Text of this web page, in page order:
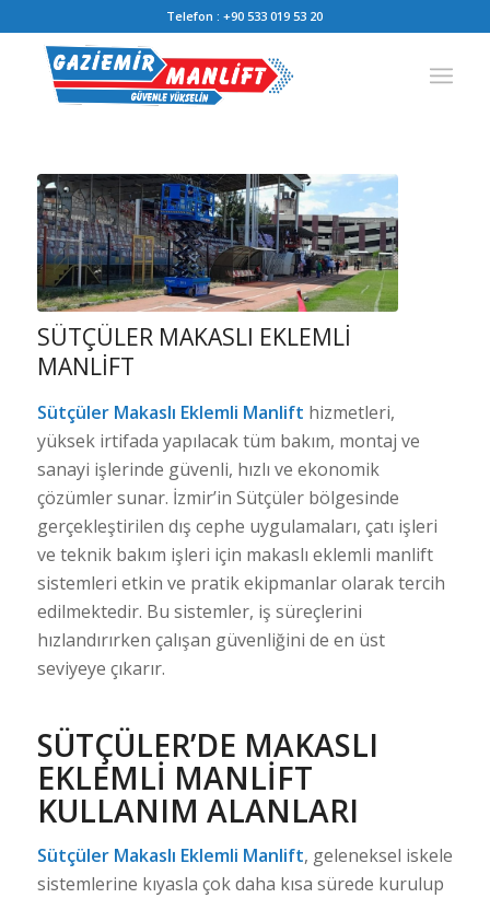
Telefon :+90 533 019 53 20
SÜTÇÜLER MAKASLI EKLEMLI
MANLIFT
Sütçüler Makaslı Eklemli Manlift hizmetleri,
yüksek irtifada yapılacak tüm bakım, montaj ve
sanayi işlerinde güvenli, hızlı ve ekonomik
çözümler sunar. İzmir’in Sütçüler bölgesinde
gerçekleştirilen dış cephe uygulamaları, çatı işleri
ve teknik bakım işleri için makaslı eklemli manlift
sistemleri etkin ve pratik ekipmanlar olarak tercih
edilmektedir. Bu sistemler, iş süreçlerini
hızlandırırken çalışan güvenliğini de en üst
seviyeye çıkarır.
SÜTÇÜLER’DE MAKASLI
EKLEMLI MANLIFT
KULLANIM ALANLARI
Sütçüler Makaslı Eklemli Manlift, geleneksel iskele
sistemlerine kıyasla çok daha kısa sürede kurulup